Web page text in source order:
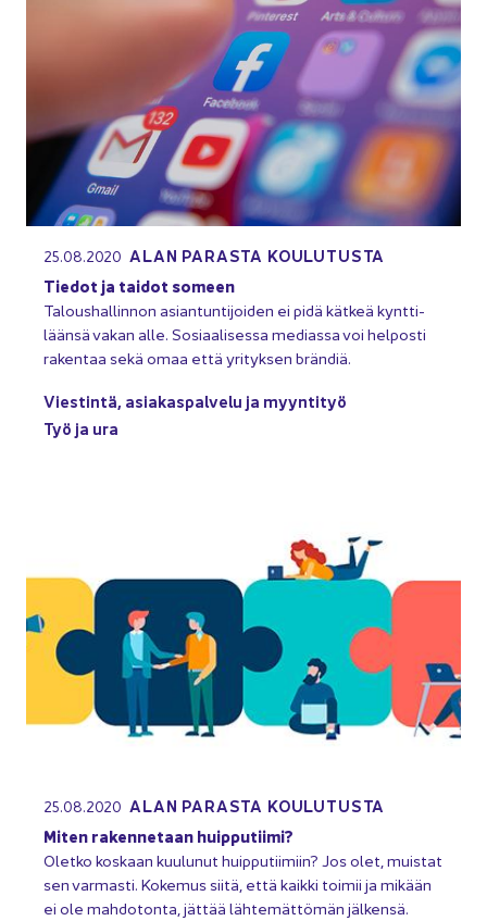
25.08.2020 ALAN PA­RAS­TA KOU­LU­TUS­TA
Tie­dot ja tai­dot so­meen
Ta­lous­hal­lin­non asian­tun­ti­joi­den ei pidä kät­keä kynt­ti­
lään­sä vakan alle. So­si­aa­li­ses­sa me­dias­sa voi hel­pos­ti
ra­ken­taa sekä omaa että yri­tyk­sen brän­diä.
Vies­tin­tä, asia­kas­pal­ve­lu ja myyn­ti­työ
Työ ja ura
25.08.2020 ALAN PA­RAS­TA KOU­LU­TUS­TA
Miten ra­ken­ne­taan huip­pu­tii­mi?
Olet­ko kos­kaan kuu­lu­nut huip­pu­tii­miin? Jos olet, muis­tat
sen var­mas­ti. Ko­ke­mus siitä, että kaik­ki toi­mii ja mi­kään
ei ole mah­do­ton­ta, jät­tää läh­te­mät­tö­män jäl­ken­sä.